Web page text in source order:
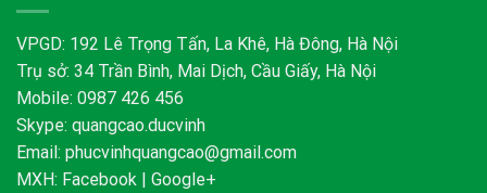
VPGD: 192 Lê Trọng Tấn, La Khê, Hà Đông, Hà Nội
Trụ sở: 34 Trần Bình, Mai Dịch, Cầu Giấy, Hà Nội
Mobile: 0987 426 456
Skype: quangcao.ducvinh
Email: phucvinhquangcao@gmail.com
MXH: Facebook | Google+